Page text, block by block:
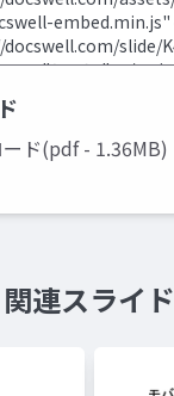
ド(pdf - 1.36MB)
関連スライド